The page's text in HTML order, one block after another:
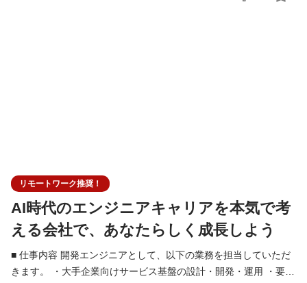
クチャ設計への関与 ・チームでの設計レビュー・コードレビュー
リモートワーク推奨！
AI時代のエンジニアキャリアを本気で考
える会社で、あなたらしく成長しよう
■ 仕事内容 開発エンジニアとして、以下の業務を担当していただ
きます。 ・大手企業向けサービス基盤の設計・開発・運用 ・要件